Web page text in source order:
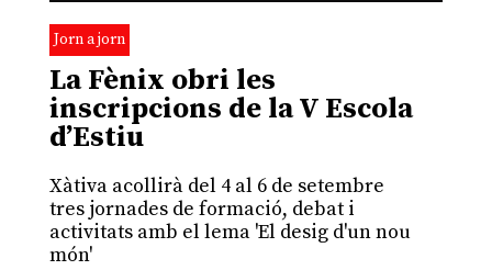
Jorn a jorn
La Fènix obri les
inscripcions de la V Escola
d’Estiu
Xàtiva acollirà del 4 al 6 de setembre
tres jornades de formació, debat i
activitats amb el lema 'El desig d'un nou
món'